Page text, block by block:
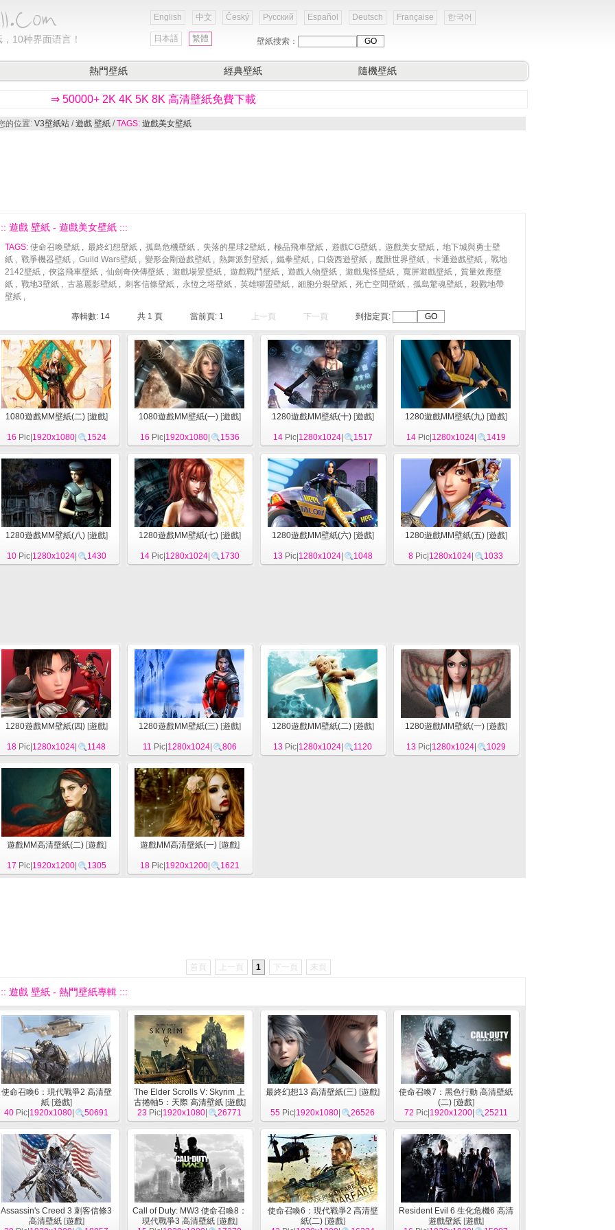
10种界面语言！
English 中文 Český Русский Español Deutsch Française 한국어
日本語 繁體 壁紙搜索：
熱門壁紙 經典壁紙 隨機壁紙
⇒ 50000+ 2K 4K 5K 8K 高清壁紙免費下載
的位置: V3壁紙站 /遊戲 壁紙 /TAGS: 遊戲美女壁紙
遊戲 壁紙 - 遊戲美女壁紙 :::
TAGS: 使命召喚壁紙 , 最終幻想壁紙 , 孤島危機壁紙 , 失落的星球2壁紙 , 極品飛車壁紙 , 遊戲CG壁紙 , 遊戲美女壁紙 , 地下城與勇士壁
紙 , 戰爭機器壁紙 , Guild Wars壁紙 , 變形金剛遊戲壁紙 , 熱舞派對壁紙 , 鐵拳壁紙 , 口袋西遊壁紙 , 魔獸世界壁紙 , 卡通遊戲壁紙 , 戰地
2142壁紙 , 俠盜飛車壁紙 , 仙劍奇俠傳壁紙 , 遊戲場景壁紙 , 遊戲戰鬥壁紙 , 遊戲人物壁紙 , 遊戲鬼怪壁紙 , 寬屏遊戲壁紙 , 質量效應壁
紙 , 戰地3壁紙 , 古墓麗影壁紙 , 刺客信條壁紙 , 永恆之塔壁紙 , 英雄聯盟壁紙 , 細胞分裂壁紙 , 死亡空間壁紙 , 孤島驚魂壁紙 , 殺戮地帶
壁紙 ,
專輯數: 14 共 1 頁 當前頁: 1 上一頁 下一頁 到指定頁:
1080遊戲MM壁紙(二)[遊戲]
16 Pic| 1920x1080| 1524
1080遊戲MM壁紙(一)[遊戲]
16 Pic| 1920x1080| 1536
1280遊戲MM壁紙(十)[遊戲]
14Pic| 1280x1024| 1517
1280遊戲MM壁紙(九)[遊戲]
14Pic| 1280x1024| 1419
1280遊戲MM壁紙(八)[遊戲]
10Pic| 1280x1024| 1430
1280遊戲MM壁紙(七)[遊戲]
14Pic| 1280x1024| 1730
1280遊戲MM壁紙(六)[遊戲]
13Pic| 1280x1024| 1048
1280遊戲MM壁紙(五)[遊戲]
8 Pic| 1280x1024 1033
1280遊戲MM壁紙(四)[遊戲]
18 Pic| 1280x1024 1148
1280遊戲MM壁紙(三)[遊戲]
11 Pic| 1280x1024| 806
1280遊戲MM壁紙(二)[遊戲]
13 Pic| 1280x1024 1120
1280遊戲MM壁紙(一)[遊戲]
13Pic| 1280x1024| 1029
遊戲MM高清壁紙(二)[遊戲]
17 Pic| 1920x1200| 1305
遊戲MM高清壁紙(一)[遊戲]
18Pic| 1920x1200| 1621
首頁 上一頁 1 下一頁 末頁
遊戲 壁紙 - 熱門壁紙專輯 :::
使命召喚6：現代戰爭2 高清壁
紙[遊戲]
40 Pic| 1920x1080 50691
The Elder Scrolls V: Skyrim 上
古捲軸5：天際 高清壁紙[遊戲]
23 Pic| 1920x1080 26771
最終幻想13 高清壁紙(三) [遊戲]
55 Pic| 1920x1080 26526
使命召喚7：黑色行動 高清壁紙
(二)[遊戲]
72 Pic| 1920x1200| 25211
Assassin's Creed 3 刺客信條3
高清壁紙[遊戲]
Call of Duty: MW3 使命召喚8：
現代戰爭3 高清壁紙[遊戲]
使命召喚6：現代戰爭2 高清壁
紙(二)[遊戲]
Resident Evil 6 生化危機6 高清
遊戲壁紙[遊戲]